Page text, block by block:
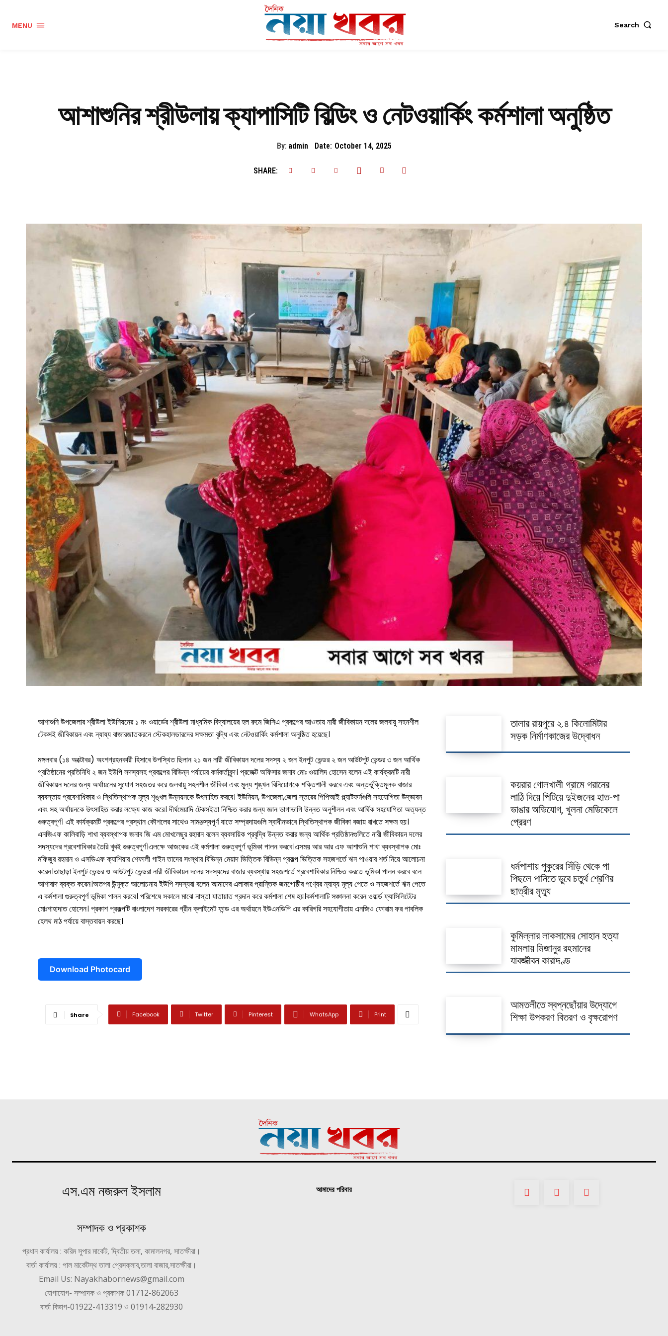
তালা
কালিগঞ্জ
শ্যামনগর
আন্তর্জাতিক
বিনোদন
খেলাধুলা
ভিডিও
আজকের পত্রিকা
MENU Search
আশাশুনির শ্রীউলায় ক্যাপাসিটি বিল্ডিং ও নেটওয়ার্কিং কর্মশালা অনুষ্ঠিত
By: admin Date: October 14, 2025
SHARE:
আশাশুনি উপজেলার শ্রীউলা ইউনিয়নের ১ নং ওয়ার্ডের শ্রীউলা মাধ্যমিক বিদ্যালয়ের হল রুমে জিসিএ প্রকল্পের আওতায় নারী জীবিকায়ন দলের জলবায়ু সহনশীল
টেকসই জীবিকায়ন এবং ন্যায্য বাজারজাতকরনে স্টেকহালডারদের সক্ষমতা বৃদ্ধি এবং নেটওয়ার্কিং কর্মশালা অনুষ্ঠিত হয়েছে।
মঙ্গলবার (১৪ অক্টোবর) অংশগ্রহনকারী হিসাবে উপস্থিত ছিলান ২১ জন নারী জীবিকায়ন দলের সদস্য ২ জন ইনপুট ভেন্ডর ২ জন আউটপুট ভেন্ডর ৩ জন আর্থিক
প্রতিষ্ঠানের প্রতিনিধি ২ জন ইউপি সদস্যসহ প্রকল্পের বিভিন্ন পর্যায়ের কর্মকর্তাবৃন্দ। প্রজেক্ট অফিসার জনাব মোঃ ওয়ালিদ হোসেন বলেন এই কার্যক্রমটি নারী
জীবিকায়ন দলের জন্য অর্থায়নের সুযোগ সহজতর করে জলবায়ু সহনশীল জীবিকা এবং মূল্য শৃঙ্খল বিনিয়োগকে শক্তিশালী করবে এবং অন্তর্ভুক্তিমূলক বাজার
ব্যবস্তায় প্রবেশাধিকার ও স্থিতিস্থাপক মূল্য শৃঙ্খল উন্নয়নকে উৎসাহিত করবে। ইউনিয়ন, উপজেলা,জেলা স্তরের পিপিআই প্ল্যাটফর্মগুলি সহযোগিতা উদ্ভাবন
এবং সহ অর্থায়নকে উৎসাহিত করার লক্ষ্যে কাজ করে। দীর্ঘমেয়াদি টেকসইতা নিশ্চিত করার জন্য জ্ঞান ভাগাভাগি উন্নত অনুশীলন এবং আর্থিক সহযোগিতা অত্যন্ত
গুরুত্বপূর্ণ। এই কার্যক্রমটি প্রকল্পের প্রস্থান কৌশলের সাথেও সামঞ্জস্যপূর্ণ যাতে সম্প্রদায়গুলি স্বাধীনভাবে স্থিতিস্থাপক জীবিকা বজায় রাখতে সক্ষম হয়।
এনজিএফ কালিবাড়ি শাখা ব্যবস্থাপক জনাব জি এম মোখলেছুর রহমান বলেন ব্যবসায়িক প্রবৃদ্ধি উন্নত করার জন্য আর্থিক প্রতিষ্ঠানগুলিতে নারী জীবিকায়ন দলের
সদস্যদের প্রবেশাধিকার তৈরি খুবই গুরুত্বপূর্ণ।এলক্ষে আজকের এই কর্মশালা গুরুত্বপূর্ণ ভূমিকা পালন করবে।এসময় আর আর এফ আশাশুনি শাখা ব্যবস্থাপক মোঃ
মফিজুর রহমান ও এসডিএফ ক্যাশিয়ার শেফালী গাইন তাদের সংস্থার বিভিন্ন মেয়াদ ভিত্তিক বিভিন্ন প্রকল্প ভিত্তিক সহজশর্তে ঋন পাওয়ার শর্ত নিয়ে আলোচনা
করেন।তাছাড়া ইনপুট ভেন্ডর ও আউটপুট ভেন্ডরা নারী জীবিকায়ন দলের সদস্যদের বাজার ব্যবস্থায় সহজশর্তে প্রবেশাধিকার নিশ্চিত করতে ভূমিকা পালন করবে বলে
আশাবাদ ব্যক্ত করেন।অতপর উন্মুক্ত আলোচনায় ইউপি সদস্যরা বলেন আমাদের এলাকার প্রান্তিক জনগোষ্ঠীর পণ্যের ন্যায্য মূল্য পেতে ও সহজশর্তে ঋন পেতে
এ কর্মশালা গুরুত্বপূর্ণ ভূমিকা পালন করবে। পরিশেষে সকালে মাঝে নাস্তা যাতায়াত প্রদান করে কর্মশালা শেষ হয়।কর্মশালাটি সঞ্চালনা করেন ওয়ার্ল্ড ফ্যাসিলিটেটর
মোঃশাহাদাত হোসেন। প্রকাশ প্রকল্পটি বাংলাদেশ সরকারের গ্রীন ক্লাইমেট ফান্ড এর অর্থায়নে ইউএনডিপি এর কারিগরি সহযোগীতায় এনজিও ফোরাম ফর পাবলিক
হেলথ মাঠ পর্যায়ে বাস্তবায়ন করছে।
Download Photocard
Share Facebook Twitter Pinterest WhatsApp Print
তালার রায়পুরে ২.৪ কিলোমিটার
সড়ক নির্মাণকাজের উদ্বোধন
কয়রার গোলখালী গ্রামে গরানের
লাঠি দিয়ে পিটিয়ে দুইজনের হাত-পা
ভাঙার অভিযোগ, খুলনা মেডিকেলে
প্রেরণ
ধর্মপাশায় পুকুরের সিঁড়ি থেকে পা
পিছলে পানিতে ডুবে চতুর্থ শ্রেণির
ছাত্রীর মৃত্যু
কুমিল্লার লাকসামের সোহান হত্যা
মামলায় মিজানুর রহমানের
যাবজ্জীবন কারাদণ্ড
আমতলীতে স্বপ্নছোঁয়ার উদ্যোগে
শিক্ষা উপকরণ বিতরণ ও বৃক্ষরোপণ
এস.এম নজরুল ইসলাম
সম্পাদক ও প্রকাশক
প্রধান কার্যালয় : করিম সুপার মার্কেট, দ্বিতীয় তলা, কামালনগর, সাতক্ষীরা।
বার্তা কার্যালয় : পাল মার্কেটস্থ তালা প্রেসক্লাব,তালা বাজার,সাতক্ষীরা।
Email Us: Nayakhabornews@gmail.com
যোগাযোগ- সম্পাদক ও প্রকাশক 01712-862063
বার্তা বিভাগ-01922-413319 ও 01914-282930
আমাদের পরিবার